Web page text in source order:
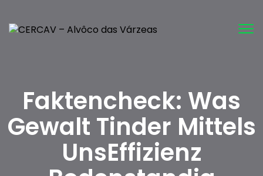
Faktencheck: Was
Gewalt Tinder Mittels
UnsEffizienz